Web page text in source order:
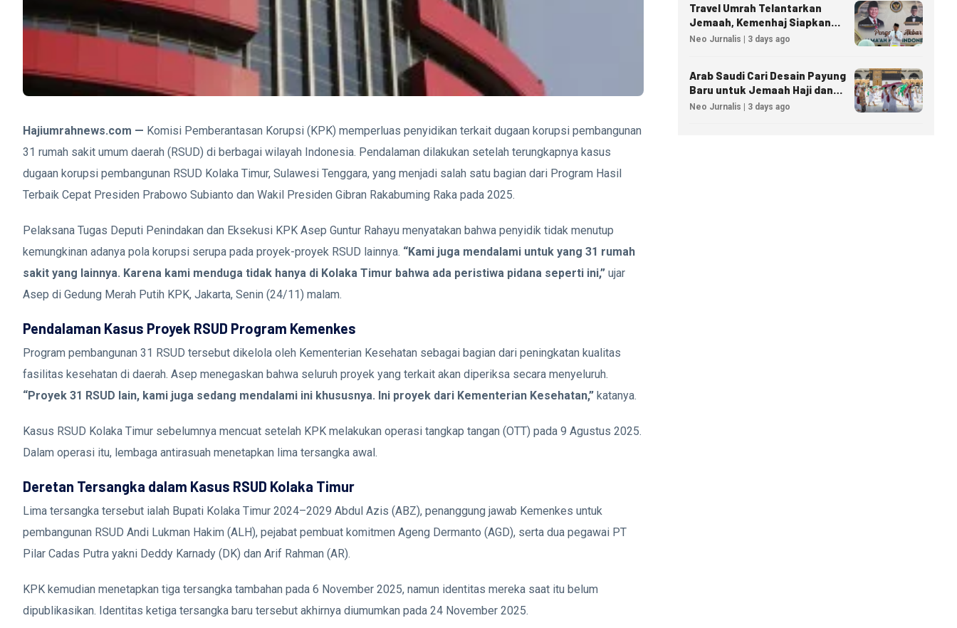
Hajiumrahnews.com — Komisi Pemberantasan Korupsi (KPK) memperluas penyidikan terkait dugaan korupsi pembangunan
31 rumah sakit umum daerah (RSUD) di berbagai wilayah Indonesia. Pendalaman dilakukan setelah terungkapnya kasus
dugaan korupsi pembangunan RSUD Kolaka Timur, Sulawesi Tenggara, yang menjadi salah satu bagian dari Program Hasil
Terbaik Cepat Presiden Prabowo Subianto dan Wakil Presiden Gibran Rakabuming Raka pada 2025.
Pelaksana Tugas Deputi Penindakan dan Eksekusi KPK Asep Guntur Rahayu menyatakan bahwa penyidik tidak menutup
kemungkinan adanya pola korupsi serupa pada proyek-proyek RSUD lainnya. “Kami juga mendalami untuk yang 31 rumah
sakit yang lainnya. Karena kami menduga tidak hanya di Kolaka Timur bahwa ada peristiwa pidana seperti ini,” ujar
Asep di Gedung Merah Putih KPK, Jakarta, Senin (24/11) malam.
Pendalaman Kasus Proyek RSUD Program Kemenkes
Program pembangunan 31 RSUD tersebut dikelola oleh Kementerian Kesehatan sebagai bagian dari peningkatan kualitas
fasilitas kesehatan di daerah. Asep menegaskan bahwa seluruh proyek yang terkait akan diperiksa secara menyeluruh.
“Proyek 31 RSUD lain, kami juga sedang mendalami ini khususnya. Ini proyek dari Kementerian Kesehatan,” katanya.
Kasus RSUD Kolaka Timur sebelumnya mencuat setelah KPK melakukan operasi tangkap tangan (OTT) pada 9 Agustus 2025.
Dalam operasi itu, lembaga antirasuah menetapkan lima tersangka awal.
Deretan Tersangka dalam Kasus RSUD Kolaka Timur
Lima tersangka tersebut ialah Bupati Kolaka Timur 2024–2029 Abdul Azis (ABZ), penanggung jawab Kemenkes untuk
pembangunan RSUD Andi Lukman Hakim (ALH), pejabat pembuat komitmen Ageng Dermanto (AGD), serta dua pegawai PT
Pilar Cadas Putra yakni Deddy Karnady (DK) dan Arif Rahman (AR).
KPK kemudian menetapkan tiga tersangka tambahan pada 6 November 2025, namun identitas mereka saat itu belum
dipublikasikan. Identitas ketiga tersangka baru tersebut akhirnya diumumkan pada 24 November 2025.
Travel Umrah Telantarkan
Jemaah, Kemenhaj Siapkan
Sanksi Penutupan Izin hingga
Neo Jurnalis | 3 days ago
Arab Saudi Cari Desain Payung
Baru untuk Jemaah Haji dan
Umrah
Neo Jurnalis | 3 days ago